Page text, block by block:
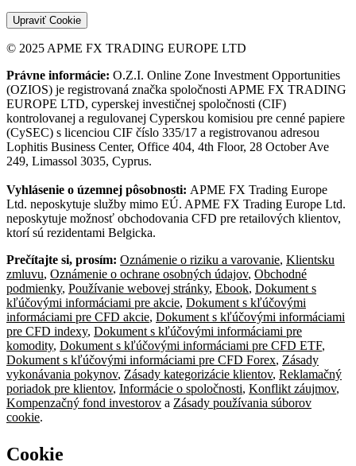
Upraviť Cookie
© 2025 APME FX TRADING EUROPE LTD
Právne informácie: O.Z.I. Online Zone Investment Opportunities
(OZIOS) je registrovaná značka spoločnosti APME FX TRADING
EUROPE LTD, cyperskej investičnej spoločnosti (CIF)
kontrolovanej a regulovanej Cyperskou komisiou pre cenné papiere
(CySEC) s licenciou CIF číslo 335/17 a registrovanou adresou
Lophitis Business Center, Office 404, 4th Floor, 28 October Ave
249, Limassol 3035, Cyprus.
Vyhlásenie o územnej pôsobnosti: APME FX Trading Europe
Ltd. neposkytuje služby mimo EÚ. APME FX Trading Europe Ltd.
neposkytuje možnosť obchodovania CFD pre retailových klientov,
ktorí sú rezidentami Belgicka.
Prečítajte si, prosím: Oznámenie o riziku a varovanie, Klientsku
zmluvu, Oznámenie o ochrane osobných údajov, Obchodné
podmienky, Používanie webovej stránky, Ebook, Dokument s
kľúčovými informáciami pre akcie, Dokument s kľúčovými
informáciami pre CFD akcie, Dokument s kľúčovými informáciami
pre CFD indexy, Dokument s kľúčovými informáciami pre
komodity, Dokument s kľúčovými informáciami pre CFD ETF,
Dokument s kľúčovými informáciami pre CFD Forex, Zásady
vykonávania pokynov, Zásady kategorizácie klientov, Reklamačný
poriadok pre klientov, Informácie o spoločnosti, Konflikt záujmov,
Kompenzačný fond investorov a Zásady používania súborov
cookie.
Cookie